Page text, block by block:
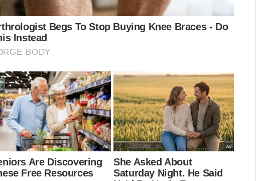
seorang remaja berusia 16 tahun dari arah sama
melanggar bahagian sisi hadapan kereta tersebut.
“Perlanggaran itu menyebabkan pemandu kereta
hilang kawalan sebelum terbabas ke kanan jalan
lalu merempuh sebuah rumah kedai berdekatan,”
katanya.
Beliau menambah, remaja terbabit mengalami
kecederaan parah di bahagian kaki dan kini
menerima rawatan di Hospital Muar dan pemandu
kereta tidak mengalami kecederaan.
Artikel Berkaitan:
Warga emas maut, dua cedera kereta jatuh gaung